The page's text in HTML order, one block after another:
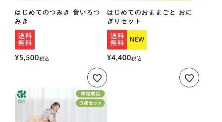
はじめてのつみき 音いろつ
みき
¥5,500税込
はじめてのおままごと おに
ぎりセット
¥4,400税込